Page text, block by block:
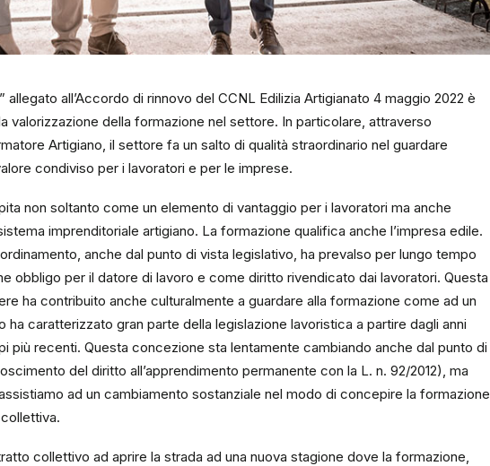
all’Accordo di rinnovo del CCNL Edilizia Artigianato 4 maggio 2022 è
valorizzazione della formazione nel settore. In particolare, attraverso
Artigiano, il settore fa un salto di qualità straordinario nel guardare
condiviso per i lavoratori e per le imprese.
non soltanto come un elemento di vantaggio per i lavoratori ma anche
imprenditoriale artigiano. La formazione qualifica anche l’impresa edile.
anche dal punto di vista legislativo, ha prevalso per lungo tempo
obbligo per il datore di lavoro e come diritto rivendicato dai lavoratori. Questa
ha contribuito anche culturalmente a guardare alla formazione come ad un
caratterizzato gran parte della legislazione lavoristica a partire dagli anni
più recenti. Questa concezione sta lentamente cambiando anche dal punto di
del diritto all’apprendimento permanente con la L. n. 92/2012), ma
ad un cambiamento sostanziale nel modo di concepire la formazione
collettivo ad aprire la strada ad una nuova stagione dove la formazione,